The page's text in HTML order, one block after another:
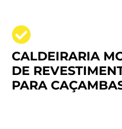
CALDEIRARIA
DE
PARA